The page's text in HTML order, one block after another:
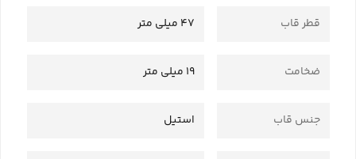
قطر قاب 47 میلی متر
ضخامت 19 میلی متر
جنس قاب استیل